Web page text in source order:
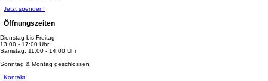
Jetzt spenden!
Öffnungszeiten
Dienstag bis Freitag
13:00 - 17:00 Uhr
Samstag, 11:00 - 14:00 Uhr
Sonntag & Montag geschlossen.
Kontakt